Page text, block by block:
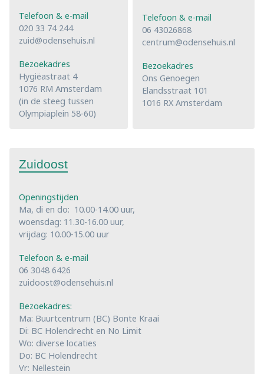
Telefoon & e-mail
020 33 74 244
zuid@odensehuis.nl
Bezoekadres
Hygiëastraat 4
1076 RM Amsterdam
(in de steeg tussen
Olympiaplein 58-60)
Telefoon & e-mail
06 43026868
centrum@odensehuis.nl
Bezoekadres
Ons Genoegen
Elandsstraat 101
1016 RX Amsterdam
Zuidoost
Openingstijden
Ma, di en do: 10.00-14.00 uur,
woensdag: 11.30-16.00 uur,
vrijdag: 10.00-15.00 uur
Telefoon & e-mail
06 3048 6426
zuidoost@odensehuis.nl
Bezoekadres:
Ma: Buurtcentrum (BC) Bonte Kraai
Di: BC Holendrecht en No Limit
Wo: diverse locaties
Do: BC Holendrecht
Vr: Nellestein